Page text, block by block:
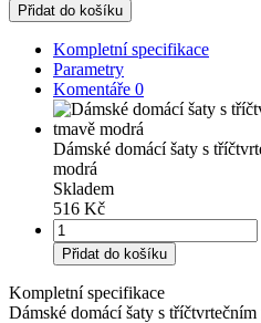
Přidat do košíku
Kompletní specifikace
Parametry
Komentáře 0
Dámské domácí šaty s
modrá
Skladem
516 Kč
Přidat do košíku
Kompletní specifikace
Dámské domácí šaty s tříčtvrtečním